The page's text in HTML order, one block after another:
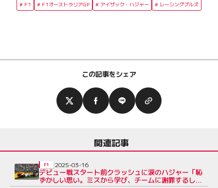
F1 F1オーストラリアGP アイザック・ハジャー レーシングブルズ
この記事をシェア
関連記事
デビュー戦スタート前クラッシュに涙のハジャー「恥
ずかしい思い。ミスから学び、チームに謝罪するしか
F1 2025-03-16